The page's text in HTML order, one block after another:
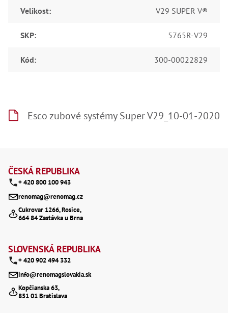
Velikost: V29 SUPER V®
SKP: 5765R-V29
Kód: 300-00022829
Esco zubové systémy Super V29_10-01-2020
ČESKÁ REPUBLIKA
+ 420 800 100 943
renomag@renomag.cz
Cukrovar 1266, Rosice,
664 84 Zastávka u Brna
SLOVENSKÁ REPUBLIKA
+ 420 902 494 332
info@renomagslovakia.sk
Kopčianska 63,
851 01 Bratislava